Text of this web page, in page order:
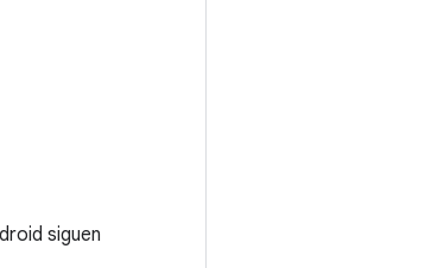
siguen